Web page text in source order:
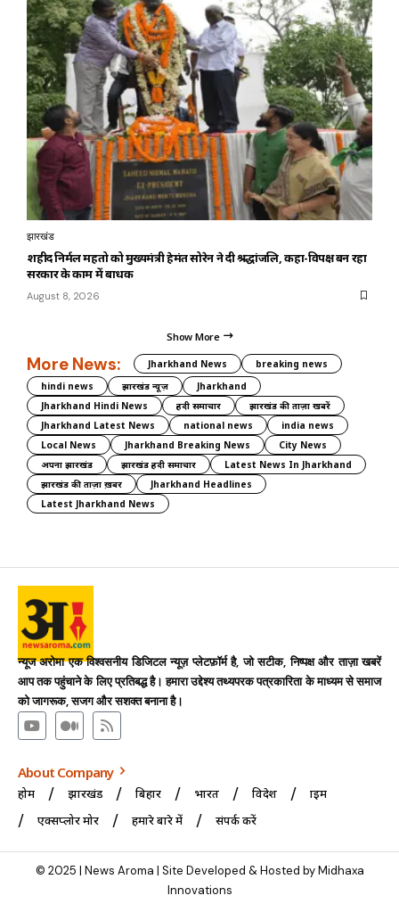
झारखंड
शहीद निर्मल महतो को मुख्यमंत्री हेमंत सोरेन ने दी श्रद्धांजलि, कहा-विपक्ष बन रहा
सरकार के काम में बाधक
August 8, 2026
Show More
More News: Jharkhand News
breaking news
hindi news
झारखंड न्यूज़
Jharkhand
Jharkhand Hindi News
हिंदी समाचार
झारखंड की ताज़ा खबरें
Jharkhand Latest News
national news
india news
Local News
Jharkhand Breaking News
City News
अपना झारखंड
झारखंड हिंदी समाचार
Latest News In Jharkhand
झारखंड की ताज़ा ख़बर
Jharkhand Headlines
Latest Jharkhand News
न्यूज अरोमा एक विश्वसनीय डिजिटल न्यूज़ प्लेटफ़ॉर्म है, जो सटीक, निष्पक्ष और ताज़ा खबरें
आप तक पहुंचाने के लिए प्रतिबद्ध है। हमारा उद्देश्य तथ्यपरक पत्रकारिता के माध्यम से समाज
को जागरूक, सजग और सशक्त बनाना है।
About Company
होम झारखंड बिहार भारत विदेश
क्राइम
एक्सप्लोर मोर
हमारे बारे में संपर्क करें
© 2025 | News Aroma | Site Developed & Hosted by Midhaxa
Innovations